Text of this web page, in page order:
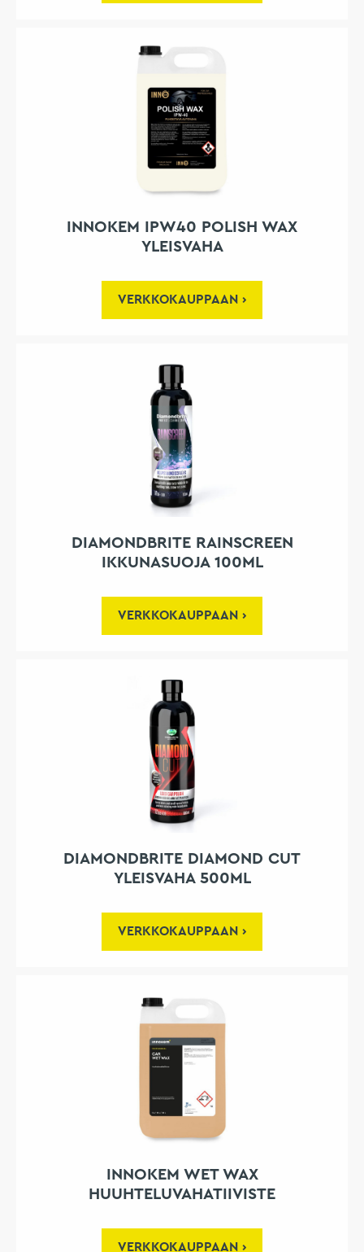
INNOKEM IPW40 POLISH WAX
YLEISVAHA
VERKKOKAUPPAAN
DIAMONDBRITE RAINSCREEN
IKKUNASUOJA 100ML
VERKKOKAUPPAAN
DIAMONDBRITE DIAMOND CUT
YLEISVAHA 500ML
VERKKOKAUPPAAN
INNOKEM WET WAX
HUUHTELUVAHATIIVISTE
VERKKOKAUPPAAN